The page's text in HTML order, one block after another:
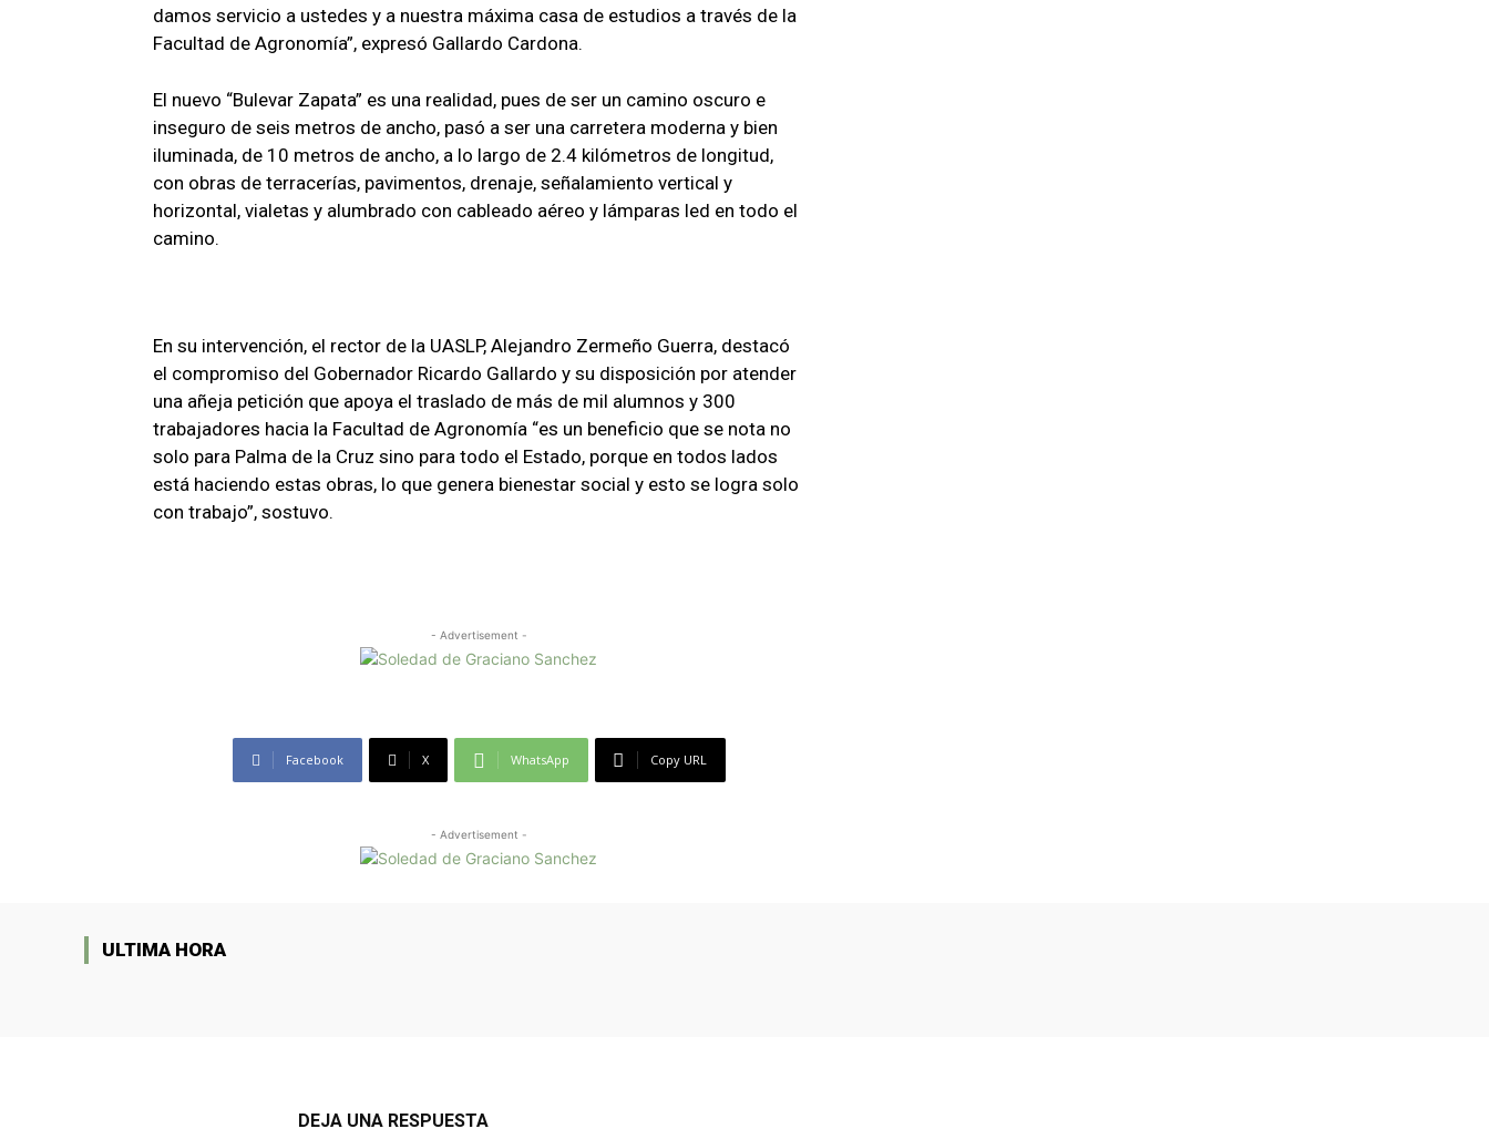
damos servicio a ustedes y a nuestra máxima casa de estudios a través de la
Facultad de Agronomía”, expresó Gallardo Cardona.
El nuevo “Bulevar Zapata” es una realidad, pues de ser un camino oscuro e
inseguro de seis metros de ancho, pasó a ser una carretera moderna y bien
iluminada, de 10 metros de ancho, a lo largo de 2.4 kilómetros de longitud,
con obras de terracerías, pavimentos, drenaje, señalamiento vertical y
horizontal, vialetas y alumbrado con cableado aéreo y lámparas led en todo el
camino.
En su intervención, el rector de la UASLP, Alejandro Zermeño Guerra, destacó
el compromiso del Gobernador Ricardo Gallardo y su disposición por atender
una añeja petición que apoya el traslado de más de mil alumnos y 300
trabajadores hacia la Facultad de Agronomía “es un beneficio que se nota no
solo para Palma de la Cruz sino para todo el Estado, porque en todos lados
está haciendo estas obras, lo que genera bienestar social y esto se logra solo
con trabajo”, sostuvo.
- Advertisement -
Facebook X WhatsApp Copy URL
- Advertisement -
ULTIMA HORA
DEJA UNA RESPUESTA